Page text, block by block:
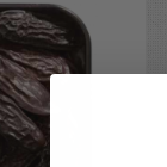
kommer från
går att
och luftiga